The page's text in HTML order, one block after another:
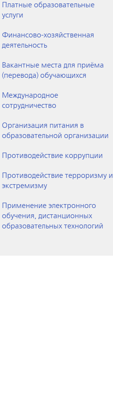
Платные образовательные
услуги
Финансово-хозяйственная
деятельность
Вакантные места для приёма
(перевода) обучающихся
Международное
сотрудничество
Организация питания в
образовательной организации
Противодействие коррупции
Противодействие терроризму и
экстремизму
Применение электронного
обучения, дистанционных
образовательных технологий